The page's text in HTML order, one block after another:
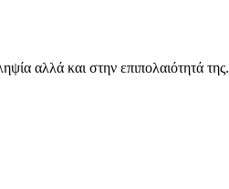
αλλά και στην επιπολαιότητά της.